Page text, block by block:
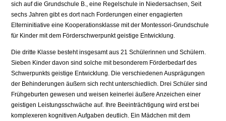
sich auf die Grundschule B., eine Regelschule in Niedersachsen, Seit
sechs Jahren gibt es dort nach Forderungen einer engagierten
Elterninitiative eine Kooperationsklasse mit der Montessori-Grundschule
für Kinder mit dem Förderschwerpunkt geistige Entwicklung.
Die dritte Klasse besteht insgesamt aus 21 Schülerinnen und Schülern.
Sieben Kinder davon sind solche mit besonderem Förderbedarf des
Schwerpunkts geistige Entwicklung. Die verschiedenen Ausprägungen
der Behinderungen äußern sich recht unterschiedlich. Drei Schüler sind
Frühgeburten gewesen und weisen keinerlei äußere Anzeichen einer
geistigen Leistungsschwäche auf. Ihre Beeinträchtigung wird erst bei
komplexeren kognitiven Aufgaben deutlich. Ein Mädchen mit dem